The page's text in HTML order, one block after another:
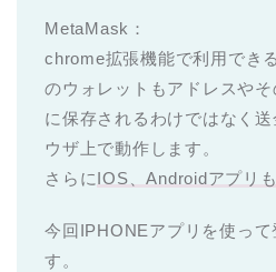
MetaMask：
chrome拡張機能で利用でき
のウォレットもアドレスや
に保存されるわけではなく
ウザ上で動作します。
さらにIOS、Androidアプリも
今回IPHONEアプリを使って
す。